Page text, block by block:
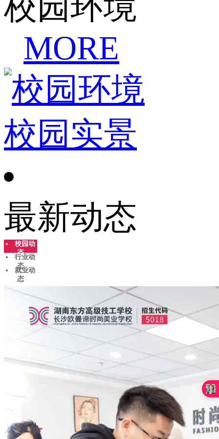
MORE
校园实景
最新动态
校园动
态
行业动
态
就业动
态